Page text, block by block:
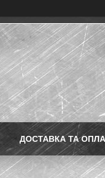
ДОСТАВКА ТА